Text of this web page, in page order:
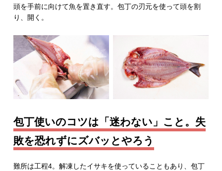
頭を手前に向けて魚を置き直す。包丁の刃元を使って頭を割
り、開く。
包丁使いのコツは「迷わない」こと。失
敗を恐れずにズバッとやろう
難所は工程4。解凍したイサキを使っていることもあり、包丁